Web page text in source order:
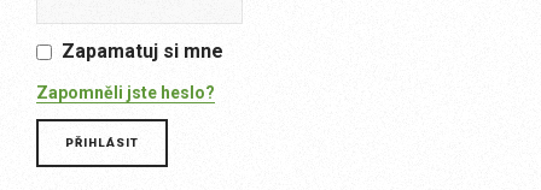
Zapamatuj si mne
Zapomněli jste heslo?